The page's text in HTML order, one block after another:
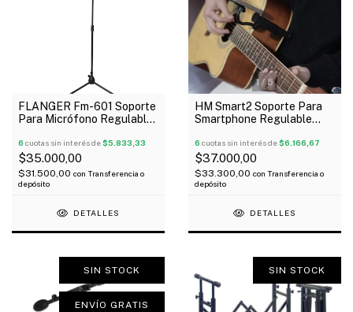
FLANGER Fm-601 Soporte
Para Micrófono Regulable
6 cuotas sin interés de$5.833,33
$35.000,00
$31.500,00 con Transferencia o
depósito
DETALLES
1 /5
HM Smart2 Soporte Para
Smartphone Regulable
6 cuotas sin interés de$6.166,67
$37.000,00
$33.300,00 con Transferencia o
depósito
DETALLES
SIN STOCK
ENVÍO GRATIS
SIN STOCK